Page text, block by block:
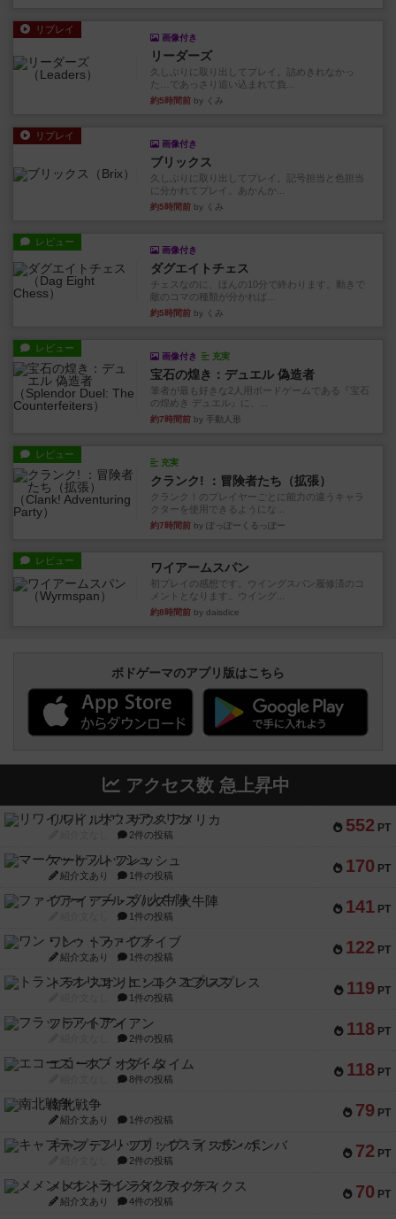
リプレイ
画像付き
リーダーズ
久しぶりに取り出してプレイ。詰めきれなかっ
た…であっさり追い込まれて負...
約5時間前 by くみ
リプレイ
画像付き
ブリックス
久しぶりに取り出してプレイ。記号担当と色担当
に分かれてプレイ。あかんか...
約5時間前 by くみ
レビュー
画像付き
ダグエイトチェス
チェスなのに、ほんの10分で終わります。動きで
敵のコマの種類が分かれば...
約5時間前 by くみ
レビュー
画像付き 充実
宝石の煌き：デュエル 偽造者
筆者が最も好きな2人用ボードゲームである『宝石
の煌めき デュエル』に、...
約7時間前 by 手動人形
レビュー
充実
クランク! ：冒険者たち（拡張）
クランク！のプレイヤーごとに能力の違うキャラ
クターを使用できるようにな...
約7時間前 by ぽっぽーくるっぽー
レビュー ワイアームスパン
初プレイの感想です。ウイングスパン履修済のコ
メントとなります。ウイング...
約8時間前 by daisdice
ボドゲーマのアプリ版はこちら
アクセス数 急上昇中
552 PT
リワイルド：サウスアメリカ
2件の投稿
170 PT
マーケットフレッシュ
紹介文あり 1件の投稿
141 PT
ファイアー・ブルズ / 火牛陣
1件の投稿
122 PT
ワン・トゥ・ファイブ
紹介文あり 1件の投稿
119 PT
トランスオリエント・エクスプレス
1件の投稿
118 PT
フラットアイアン
2件の投稿
118 PT
エコーズ・オブ・タイム
8件の投稿
79 PT
南北戦争
紹介文あり 1件の投稿
72 PT
キャプテン・フリップ：イスラ・ボンバ
2件の投稿
70 PT
メメントオンラインタクティクス
紹介文あり 4件の投稿